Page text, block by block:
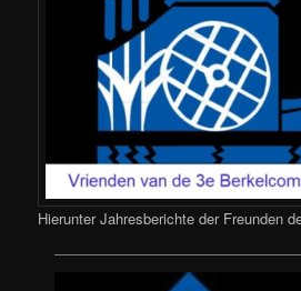
Hierunter Jahresberichte der Freunden